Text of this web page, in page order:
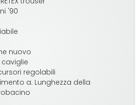
'90
nuovo
regolabili
a: Lunghezza della